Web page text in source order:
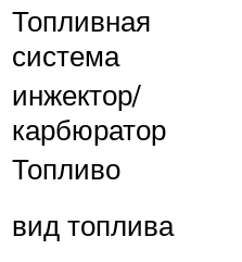
Топливная
система
инжектор/
карбюратор
Топливо
вид топлива